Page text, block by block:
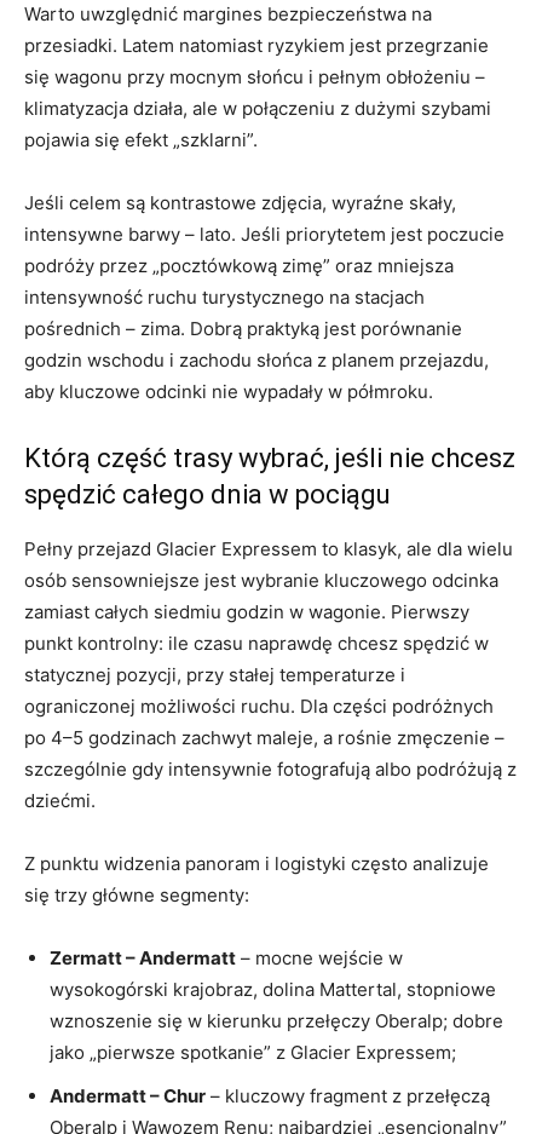
Warto uwzględnić margines bezpieczeństwa na
przesiadki. Latem natomiast ryzykiem jest przegrzanie
się wagonu przy mocnym słońcu i pełnym obłożeniu –
klimatyzacja działa, ale w połączeniu z dużymi szybami
pojawia się efekt „szklarni”.
Jeśli celem są kontrastowe zdjęcia, wyraźne skały,
intensywne barwy – lato. Jeśli priorytetem jest poczucie
podróży przez „pocztówkową zimę” oraz mniejsza
intensywność ruchu turystycznego na stacjach
pośrednich – zima. Dobrą praktyką jest porównanie
godzin wschodu i zachodu słońca z planem przejazdu,
aby kluczowe odcinki nie wypadały w półmroku.
Którą część trasy wybrać, jeśli nie chcesz
spędzić całego dnia w pociągu
Pełny przejazd Glacier Expressem to klasyk, ale dla wielu
osób sensowniejsze jest wybranie kluczowego odcinka
zamiast całych siedmiu godzin w wagonie. Pierwszy
punkt kontrolny: ile czasu naprawdę chcesz spędzić w
statycznej pozycji, przy stałej temperaturze i
ograniczonej możliwości ruchu. Dla części podróżnych
po 4–5 godzinach zachwyt maleje, a rośnie zmęczenie –
szczególnie gdy intensywnie fotografują albo podróżują z
dziećmi.
Z punktu widzenia panoram i logistyki często analizuje
się trzy główne segmenty:
Zermatt – Andermatt – mocne wejście w
wysokogórski krajobraz, dolina Mattertal, stopniowe
wznoszenie się w kierunku przełęczy Oberalp; dobre
jako „pierwsze spotkanie” z Glacier Expressem;
Andermatt – Chur – kluczowy fragment z przełęczą
Oberalp i Wąwozem Renu; najbardziej „esencjonalny”